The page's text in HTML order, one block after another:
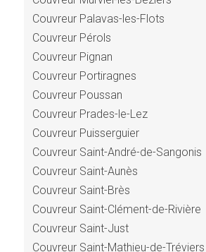
Couvreur Palavas-les-Flots
Couvreur Pérols
Couvreur Pignan
Couvreur Portiragnes
Couvreur Poussan
Couvreur Prades-le-Lez
Couvreur Puisserguier
Couvreur Saint-André-de-Sangonis
Couvreur Saint-Aunès
Couvreur Saint-Brès
Couvreur Saint-Clément-de-Rivière
Couvreur Saint-Just
Couvreur Saint-Mathieu-de-Tréviers